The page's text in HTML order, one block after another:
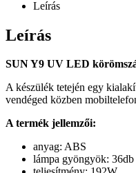
Leírás
Leírás
SUN Y9 UV LED
A készülék tetején egy
vendéged közben
A termék jellemzői:
anyag: ABS
lámpa gyöngyök: